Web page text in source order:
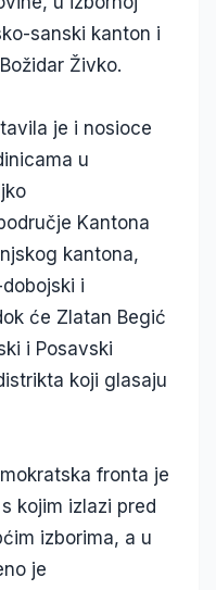
sanski kanton i
Živko.
je i nosioce
u
Kantona
kantona,
i
će Zlatan Begić
i Posavski
koji glasaju
fronta je
kojim izlazi pred
izborima, a u
je